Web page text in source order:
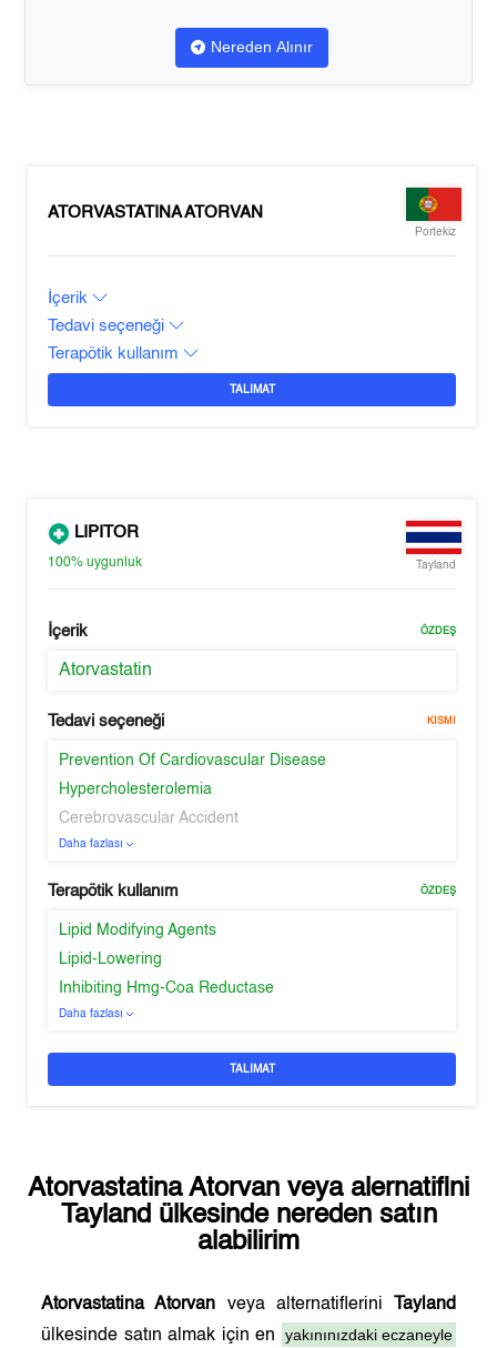
Nereden Alınır
ATORVASTATINA ATORVAN
Portekiz
İçerik
Tedavi seçeneği
Terapötik kullanım
TALIMAT
LIPITOR
100%uygunluk Tayland
İçerik ÖZDEŞ
Atorvastatin
Tedavi seçeneği KISMI
Prevention Of Cardiovascular Disease
Hypercholesterolemia
Cerebrovascular Accident
Daha fazlası
Terapötik kullanım ÖZDEŞ
Lipid Modifying Agents
Lipid-Lowering
Inhibiting Hmg-Coa Reductase
Daha fazlası
TALIMAT
Atorvastatina Atorvan veya alernatifini
Taylandülkesinde nereden satın
alabilirim
Atorvastatina Atorvan veya alternatiflerini
Tayland
ülkesinde satın almak için en
yakınınızdaki eczaneyle